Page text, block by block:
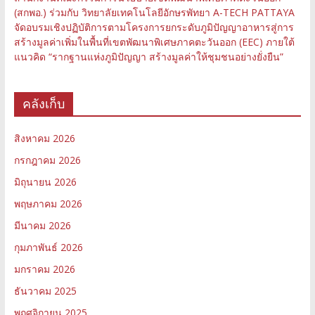
(สกพอ.) ร่วมกับ วิทยาลัยเทคโนโลยีอักษรพัทยา A-TECH PATTAYA
จัดอบรมเชิงปฏิบัติการตามโครงการยกระดับภูมิปัญญาอาหารสู่การ
สร้างมูลค่าเพิ่มในพื้นที่เขตพัฒนาพิเศษภาคตะวันออก (EEC) ภายใต้
แนวคิด “รากฐานแห่งภูมิปัญญา สร้างมูลค่าให้ชุมชนอย่างยั่งยืน”
คลังเก็บ
สิงหาคม 2026
กรกฎาคม 2026
มิถุนายน 2026
พฤษภาคม 2026
มีนาคม 2026
กุมภาพันธ์ 2026
มกราคม 2026
ธันวาคม 2025